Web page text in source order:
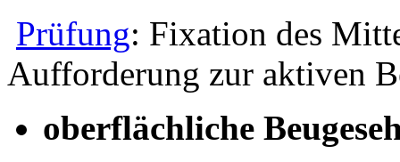
Prüfung: Fixation des
Aufforderung zur aktiven
oberflächliche